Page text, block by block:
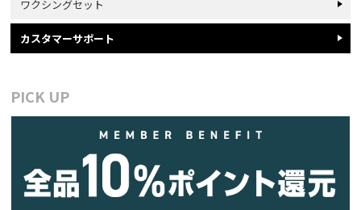
ワクシングセット
カスタマーサポート
PICK UP